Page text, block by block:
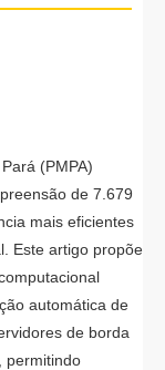
(PMPA)
de 7.679
mais eficientes
Este artigo propõe
automática de
de borda
permitindo